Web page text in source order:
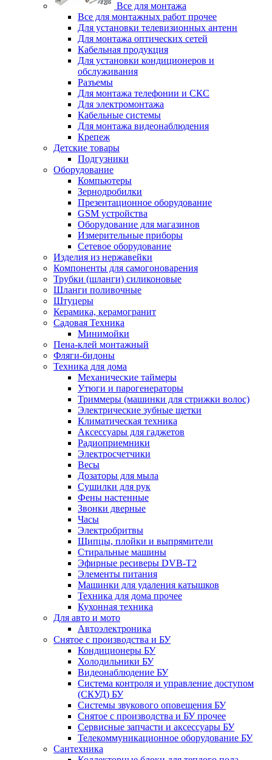
Все для монтажа
Все для монтажных работ прочее
Для установки телевизионных антенн
Для монтажа оптических сетей
Кабельная продукция
Для установки кондиционеров и
обслуживания
Разъемы
Для монтажа телефонии и СКС
Для электромонтажа
Кабельные системы
Для монтажа видеонаблюдения
Крепеж
Детские товары
Подгузники
Оборудование
Компьютеры
Зернодробилки
Презентационное оборудование
GSM устройства
Оборудование для магазинов
Измерительные приборы
Сетевое оборудование
Изделия из нержавейки
Компоненты для самогоноварения
Трубки (шланги) силиконовые
Шланги поливочные
Штуцеры
Керамика, керамогранит
Садовая Техника
Минимойки
Пена-клей монтажный
Фляги-бидоны
Техника для дома
Механические таймеры
Утюги и парогенераторы
Триммеры (машинки для стрижки волос)
Электрические зубные щетки
Климатическая техника
Аксессуары для гаджетов
Радиоприемники
Электросчетчики
Весы
Дозаторы для мыла
Сушилки для рук
Фены настенные
Звонки дверные
Часы
Электробритвы
Щипцы, плойки и выпрямители
Стиральные машины
Эфирные ресиверы DVB-T2
Элементы питания
Машинки для удаления катышков
Техника для дома прочее
Кухонная техника
Для авто и мото
Автоэлектроника
Снятое с производства и БУ
Кондиционеры БУ
Холодильники БУ
Видеонаблюдение БУ
Система контроля и управление доступом
(СКУД) БУ
Системы звукового оповещения БУ
Снятое с производства и БУ прочее
Сервисные запчасти и аксессуары БУ
Телекоммуникационное оборудование БУ
Сантехника